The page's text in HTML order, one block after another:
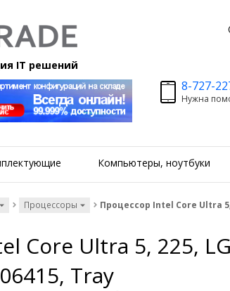
IT решений
8-727-
Нужна
Компьютеры, ноутбуки
Процессоры Процессор Intel Core Ultra 5,
Core Ultra 5, 225,
Tray